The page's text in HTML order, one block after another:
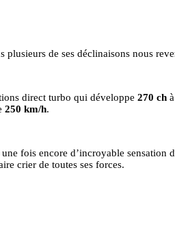
plusieurs de ses déclinaisons nous
direct turbo qui développe 270 ch à
250 km/h.
fois encore d’incroyable
crier de toutes ses forces.